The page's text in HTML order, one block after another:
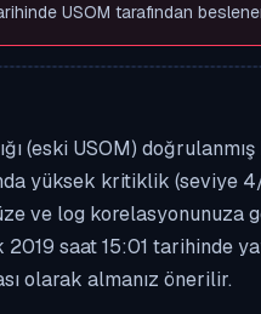
USOM tarafından
(eski USOM)
yüksek kritiklik (seviye
ve log korelasyonunuza
saat 15:01 tarihinde
olarak almanız önerilir.